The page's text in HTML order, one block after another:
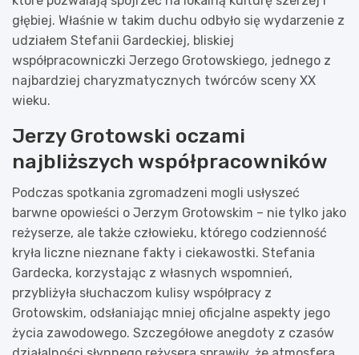
głębiej. Właśnie w takim duchu odbyło się wydarzenie z
udziałem Stefanii Gardeckiej, bliskiej
współpracowniczki Jerzego Grotowskiego, jednego z
najbardziej charyzmatycznych twórców sceny XX
wieku.
Jerzy Grotowski oczami
najbliższych współpracowników
Podczas spotkania zgromadzeni mogli usłyszeć
barwne opowieści o Jerzym Grotowskim – nie tylko jako
reżyserze, ale także człowieku, którego codzienność
kryła liczne nieznane fakty i ciekawostki. Stefania
Gardecka, korzystając z własnych wspomnień,
przybliżyła słuchaczom kulisy współpracy z
Grotowskim, odsłaniając mniej oficjalne aspekty jego
życia zawodowego. Szczegółowe anegdoty z czasów